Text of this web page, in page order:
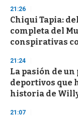
21:26
Chiqui Tapia:
completa del
conspirativas
21:24
La pasión de
deportivos que
historia de
21:07